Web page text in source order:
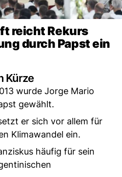
reicht Rekurs
durch Papst ein
Kürze
wurde Jorge Mario
gewählt.
er sich vor allem für
Klimawandel ein.
häufig für sein